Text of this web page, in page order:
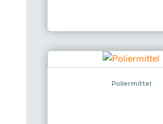
Poliermittel